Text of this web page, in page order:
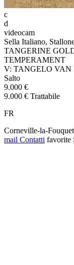
c
d
videocam
Sella Italiano,
TANGERINE
TEMPERAMENT
V: TANGELO VAN
Salto
9.000 €
9.000 € Trattabile
FR
Corneville-la-
mail Contatti favorite